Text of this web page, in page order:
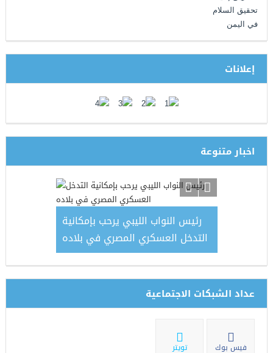
إعلانات
اخبار متنوعة
رئيس النواب الليبي يرحب بإمكانية
التدخل العسكري المصري في بلاده
عداد الشبكات الاجتماعية
فيس بوك تويتر